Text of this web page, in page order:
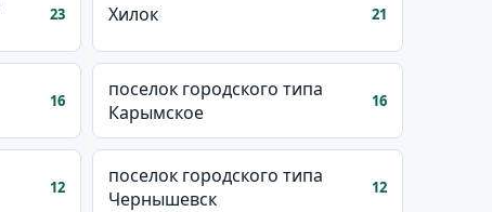
23 Хилок 21
16
поселок городского типа
Карымское
16
12
поселок городского типа
Чернышевск
12